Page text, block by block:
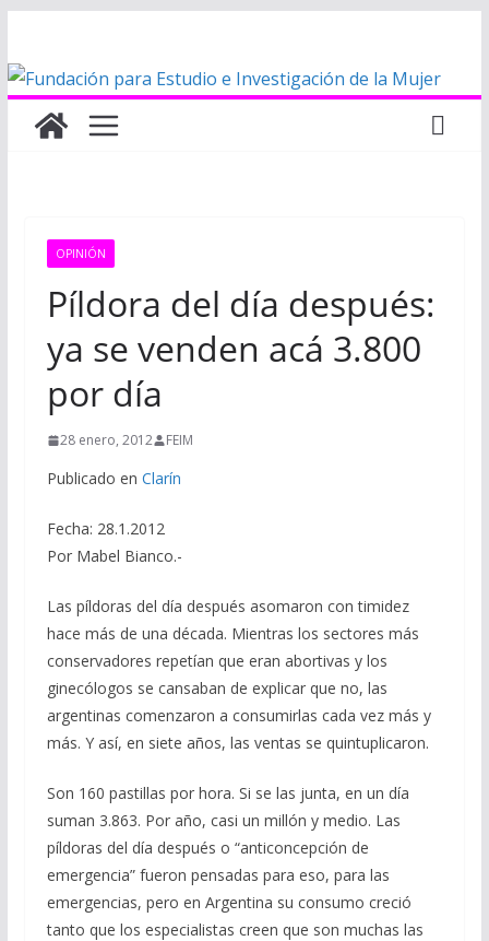
contenido
OPINIÓN
Píldora del día después:
ya se venden acá 3.800
por día
28 enero, 2012 FEIM
Publicado en Clarín
Fecha: 28.1.2012
Por Mabel Bianco.-
Las píldoras del día después asomaron con timidez
hace más de una década. Mientras los sectores más
conservadores repetían que eran abortivas y los
ginecólogos se cansaban de explicar que no, las
argentinas comenzaron a consumirlas cada vez más y
más. Y así, en siete años, las ventas se quintuplicaron.
Son 160 pastillas por hora. Si se las junta, en un día
suman 3.863. Por año, casi un millón y medio. Las
píldoras del día después o “anticoncepción de
emergencia” fueron pensadas para eso, para las
emergencias, pero en Argentina su consumo creció
tanto que los especialistas creen que son muchas las